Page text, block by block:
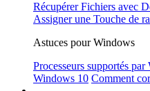
Récupérer Fichiers avec
Assigner une Touche de
Astuces pour Windows
Processeurs supportés par
Windows 10 Comment